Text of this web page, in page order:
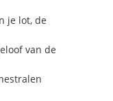
je lot, de
van de